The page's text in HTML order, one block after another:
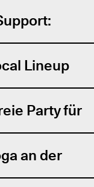
Lineup
Party für
an der